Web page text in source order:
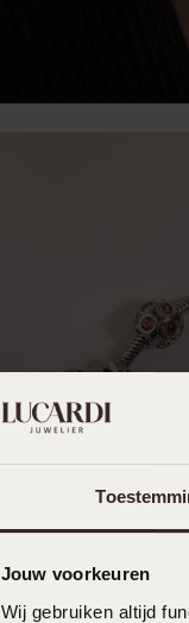
Jouw voorkeuren
Wij gebruiken altijd